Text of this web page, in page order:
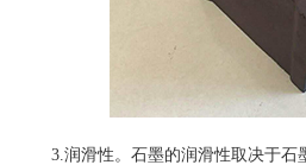
3.润滑性。石墨的润滑性取决于石